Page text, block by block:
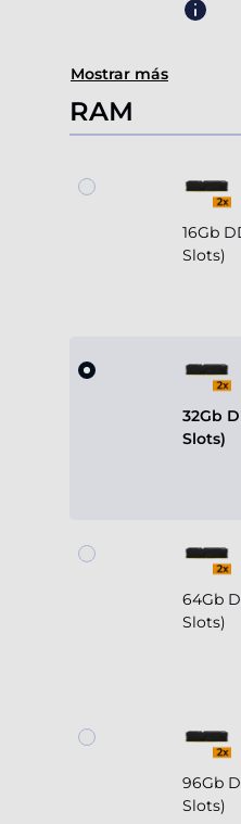
Mostrar más
RAM
16Gb
Slots)
32Gb
Slots)
64Gb
Slots)
96Gb
Slots)